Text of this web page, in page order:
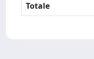
Totale